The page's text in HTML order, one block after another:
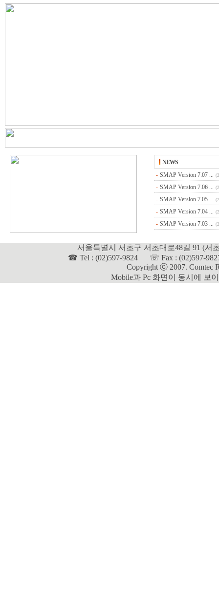
NEWS
- SMAP Version 7.07 ...
- SMAP Version 7.06 ...
- SMAP Version 7.05 ...
- SMAP Version 7.04 ...
- SMAP Version 7.03 ...
서울특별시 서초구 서초대로48길 91 (서
☎ Tel : (02)597-9824 ☏ Fax : (02)597-
Copyright ⓒ 2007. Comtec
Mobile과 Pc 화면이 동시에 보